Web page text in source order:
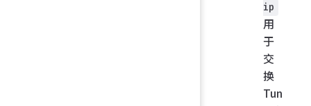
ip
用
于
交
换
Tun